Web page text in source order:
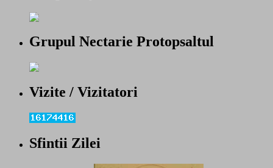
Grupul Nectarie Protopsaltul
Vizite / Vizitatori
Sfintii Zilei